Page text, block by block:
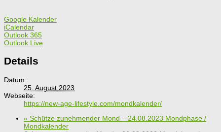
Google Kalender
iCalendar
Outlook 365
Outlook Live
Details
Datum:
25. August 2023
Webseite:
https://new-age-lifestyle.com/mondkalender/
« Schütze zunehmender Mond – 24.08.2023 Mondphase /
Mondkalender